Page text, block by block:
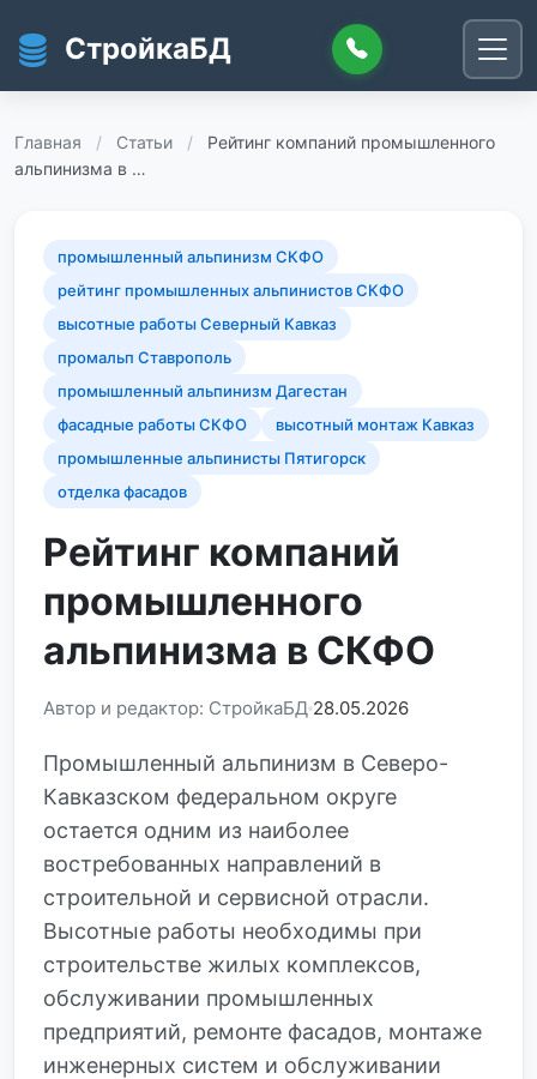
СтройкаБД
Главная / Статьи /
Рейтинг компаний промышленного
альпинизма в …
промышленный альпинизм СКФО
рейтинг промышленных альпинистов СКФО
высотные работы Северный Кавказ
промальп Ставрополь
промышленный альпинизм Дагестан
фасадные работы СКФО
высотный монтаж Кавказ
промышленные альпинисты Пятигорск
отделка фасадов
Рейтинг компаний
промышленного
альпинизма в СКФО
Автор и редактор: СтройкаБД 28.05.2026
Промышленный альпинизм в Северо-
Кавказском федеральном округе
остается одним из наиболее
востребованных направлений в
строительной и сервисной отрасли.
Высотные работы необходимы при
строительстве жилых комплексов,
обслуживании промышленных
предприятий, ремонте фасадов, монтаже
инженерных систем и обслуживании